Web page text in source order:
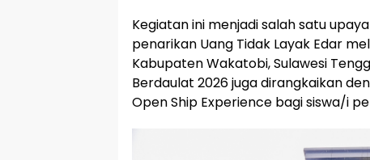
Kegiatan ini menjadi salah satu
penarikan Uang Tidak Layak Edar
Kabupaten Wakatobi, Sulawesi
Berdaulat 2026 juga dirangkaikan
Open Ship Experience bagi siswa/i